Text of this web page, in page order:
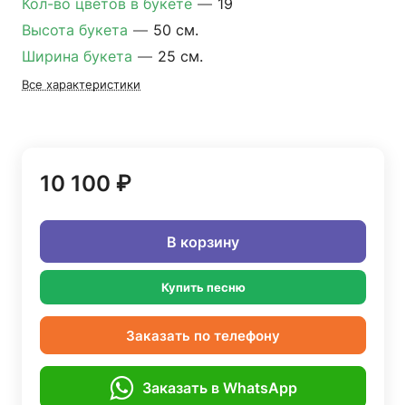
Кол-во цветов в букете — 19
Высота букета — 50 см.
Ширина букета — 25 см.
Все характеристики
10 100 ₽
В корзину
Купить песню
Заказать по телефону
Заказать в WhatsApp